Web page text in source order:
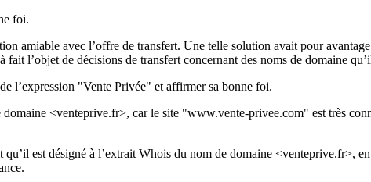
foi.
amiable avec l’offre de transfert. Une telle solution avait pour
l’objet de décisions de transfert concernant des noms de domaine
l’expression "Vente Privée" et affirmer sa bonne foi.
<venteprive.fr>, car le site "www.vente-privee.com" est très
est désigné à l’extrait Whois du nom de domaine <venteprive.fr>,